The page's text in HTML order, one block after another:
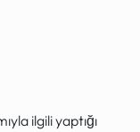
ilgili yaptığı